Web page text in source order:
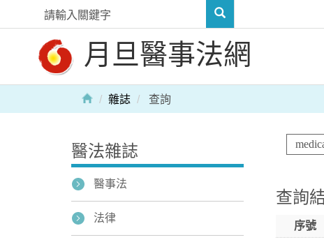
月旦醫事法網
雜誌 查詢
查詢
序號
醫法雜誌
醫事法
法律